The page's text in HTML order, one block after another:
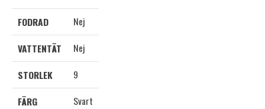
FODRAD
Nej
VATTENTÄT
Nej
STORLEK
9
FÄRG
Svart